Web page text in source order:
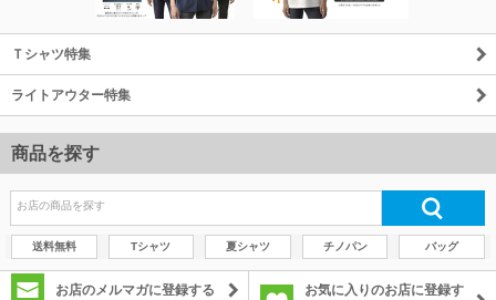
Ｔシャツ特集
ライトアウター特集
商品を探す
送料無料 Tシャツ 夏シャツ チノパン バッグ
お店のメルマガに登録する
お気に入りのお店に登録す